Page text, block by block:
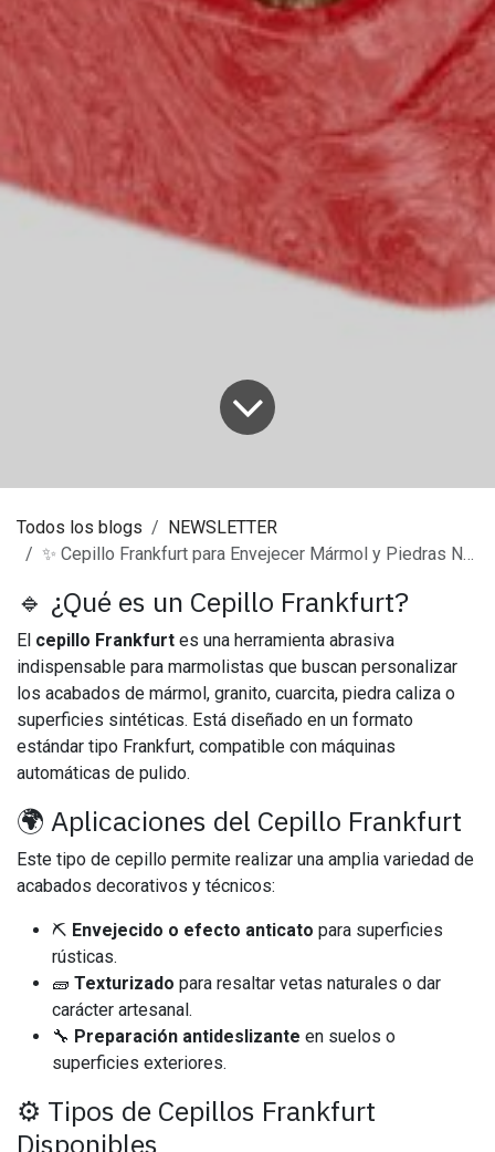
Todos los blogs
NEWSLETTER
✨ Cepillo Frankfurt para Envejecer Mármol y Piedras Naturales o Sintéticas
🔹 ¿Qué es un Cepillo Frankfurt?
El cepillo Frankfurt es una herramienta abrasiva
indispensable para marmolistas que buscan personalizar
los acabados de mármol, granito, cuarcita, piedra caliza o
superficies sintéticas. Está diseñado en un formato
estándar tipo Frankfurt, compatible con máquinas
automáticas de pulido.
🌍 Aplicaciones del Cepillo Frankfurt
Este tipo de cepillo permite realizar una amplia variedad de
acabados decorativos y técnicos:
⛏ Envejecido o efecto anticato para superficies
rústicas.
🧱 Texturizado para resaltar vetas naturales o dar
carácter artesanal.
🔧 Preparación antideslizante en suelos o
superficies exteriores.
⚙️ Tipos de Cepillos Frankfurt
Disponibles